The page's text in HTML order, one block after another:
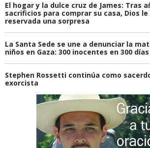
El hogar y la dulce cruz de James: Tras
sacrificios para comprar su casa, Dios
reservada una sorpresa
La Santa Sede se une a denunciar la
niños en Gaza: 300 inocentes en 300 días
Stephen Rossetti continúa como
exorcista